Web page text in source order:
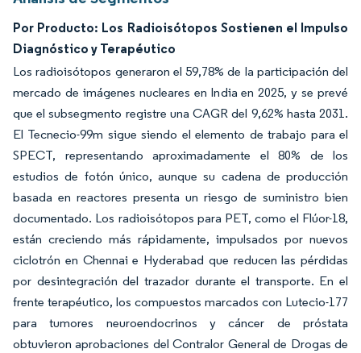
Por Producto: Los Radioisótopos Sostienen el Impulso
Diagnóstico y Terapéutico
Los radioisótopos generaron el 59,78% de la participación del
mercado de imágenes nucleares en India en 2025, y se prevé
que el subsegmento registre una CAGR del 9,62% hasta 2031.
El Tecnecio-99m sigue siendo el elemento de trabajo para el
SPECT, representando aproximadamente el 80% de los
estudios de fotón único, aunque su cadena de producción
basada en reactores presenta un riesgo de suministro bien
documentado. Los radioisótopos para PET, como el Flúor-18,
están creciendo más rápidamente, impulsados por nuevos
ciclotrón en Chennai e Hyderabad que reducen las pérdidas
por desintegración del trazador durante el transporte. En el
frente terapéutico, los compuestos marcados con Lutecio-177
para tumores neuroendocrinos y cáncer de próstata
obtuvieron aprobaciones del Contralor General de Drogas de